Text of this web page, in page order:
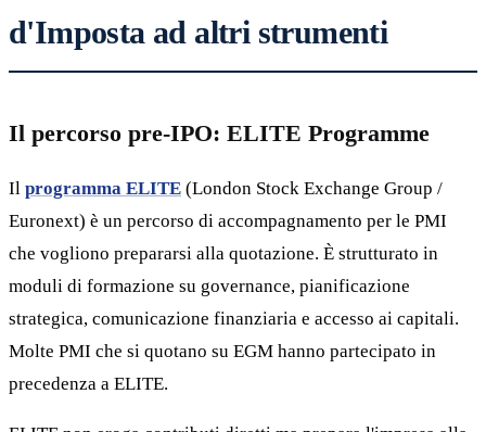
d'Imposta ad altri strumenti
Il percorso pre-IPO: ELITE Programme
Il programma ELITE (London Stock Exchange Group /
Euronext) è un percorso di accompagnamento per le PMI
che vogliono prepararsi alla quotazione. È strutturato in
moduli di formazione su governance, pianificazione
strategica, comunicazione finanziaria e accesso ai capitali.
Molte PMI che si quotano su EGM hanno partecipato in
precedenza a ELITE.